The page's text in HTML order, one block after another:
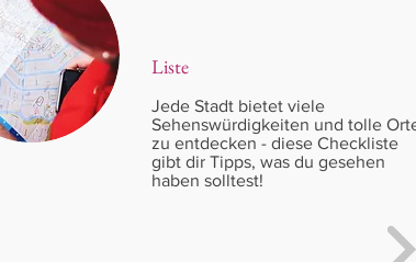
Liste
Jede Stadt bietet viele
Sehenswürdigkeiten und tolle
zu entdecken - diese Checkliste
gibt dir Tipps, was du gesehen
haben solltest!